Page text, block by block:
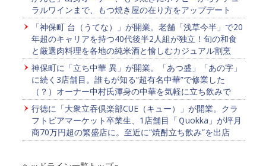
ラルワインまで、もつ焼き屋の在り方をアップデート
「神保町 台（うてな）」が開業。老舗「浅草今半」で20
年超のキャリアを持つ40代後半2人組が独立！旬の和食
と厳選肉料理を各地の純米酒と愉しむカジュアル割烹
神保町に「立ち中華 異」が開業。「あつ盛」「あの字」
に続く3店舗目。誰もが知る“超有名中華”で修業した
（？）オーナー中村氏渾身の中華を気軽に立ち飲みで
行徳に「大衆立吞倶楽部CUE（キュー）」が開業。クラ
フトビアマーケット卒業生、1店舗目「Ｑuokka」が坪月
商70万円超の繁盛店に。至近に“焼酎立ち飲み”を出店